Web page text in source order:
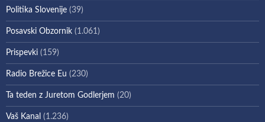
Politika Slovenije (39)
Posavski Obzornik (1.061)
Prispevki (159)
Radio Brežice Eu (230)
Ta teden z Juretom Godlerjem (20)
Vaš Kanal (1.236)